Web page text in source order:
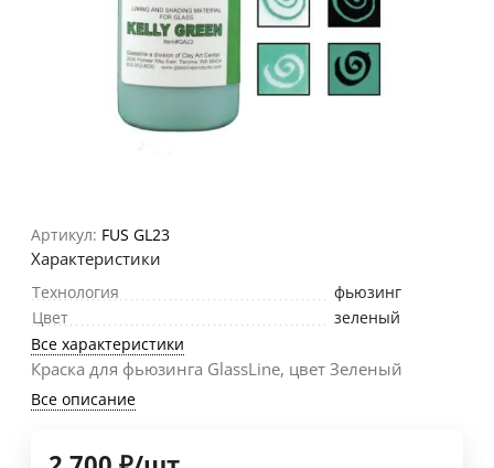
Артикул: FUS GL23
Характеристики
Технология
фьюзинг
Цвет
зеленый
Все характеристики
Краска для фьюзинга GlassLine, цвет Зеленый
Все описание